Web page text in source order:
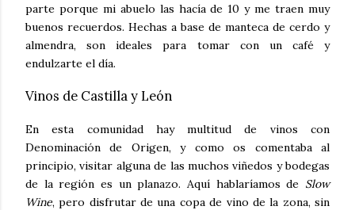
parte porque mi abuelo las hacía de 10 y me traen muy
buenos recuerdos. Hechas a base de manteca de cerdo y
almendra, son ideales para tomar con un café y
endulzarte el día.
Vinos de Castilla y León
En esta comunidad hay multitud de vinos con
Denominación de Origen, y como os comentaba al
principio, visitar alguna de las muchos viñedos y bodegas
de la región es un planazo. Aquí hablaríamos de Slow
Wine, pero disfrutar de una copa de vino de la zona, sin